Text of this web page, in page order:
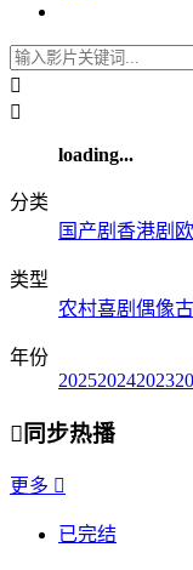


loading...
分类
国产剧 香港剧
类型
农村喜剧 偶像
年份
202520242023
同步热播
更多 
已完结